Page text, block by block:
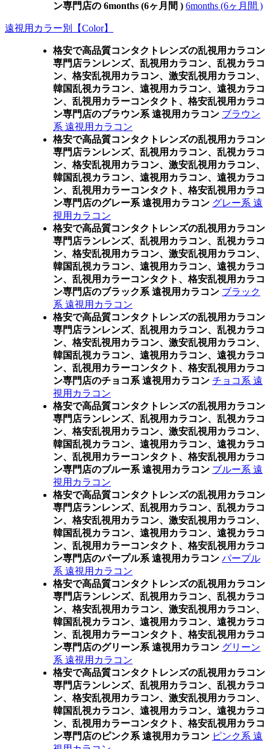
ン専門店の 6months (6ヶ月間 ) 6months (6ヶ月間 )
遠視用カラー別【Color】
格安で高品質コンタクトレンズの乱視用カラコン
専門店ランレンズ、乱視用カラコン、乱視カラコ
ン、格安乱視用カラコン、激安乱視用カラコン、
韓国乱視カラコン、遠視用カラコン、遠視カラコ
ン、乱視用カラーコンタクト、格安乱視用カラコ
ン専門店のブラウン系 遠視用カラコン ブラウン
系 遠視用カラコン
格安で高品質コンタクトレンズの乱視用カラコン
専門店ランレンズ、乱視用カラコン、乱視カラコ
ン、格安乱視用カラコン、激安乱視用カラコン、
韓国乱視カラコン、遠視用カラコン、遠視カラコ
ン、乱視用カラーコンタクト、格安乱視用カラコ
ン専門店のグレー系 遠視用カラコン グレー系 遠
視用カラコン
格安で高品質コンタクトレンズの乱視用カラコン
専門店ランレンズ、乱視用カラコン、乱視カラコ
ン、格安乱視用カラコン、激安乱視用カラコン、
韓国乱視カラコン、遠視用カラコン、遠視カラコ
ン、乱視用カラーコンタクト、格安乱視用カラコ
ン専門店のブラック系 遠視用カラコン ブラック
系 遠視用カラコン
格安で高品質コンタクトレンズの乱視用カラコン
専門店ランレンズ、乱視用カラコン、乱視カラコ
ン、格安乱視用カラコン、激安乱視用カラコン、
韓国乱視カラコン、遠視用カラコン、遠視カラコ
ン、乱視用カラーコンタクト、格安乱視用カラコ
ン専門店のチョコ系 遠視用カラコン チョコ系 遠
視用カラコン
格安で高品質コンタクトレンズの乱視用カラコン
専門店ランレンズ、乱視用カラコン、乱視カラコ
ン、格安乱視用カラコン、激安乱視用カラコン、
韓国乱視カラコン、遠視用カラコン、遠視カラコ
ン、乱視用カラーコンタクト、格安乱視用カラコ
ン専門店のブルー系 遠視用カラコン ブルー系 遠
視用カラコン
格安で高品質コンタクトレンズの乱視用カラコン
専門店ランレンズ、乱視用カラコン、乱視カラコ
ン、格安乱視用カラコン、激安乱視用カラコン、
韓国乱視カラコン、遠視用カラコン、遠視カラコ
ン、乱視用カラーコンタクト、格安乱視用カラコ
ン専門店のパープル系 遠視用カラコン パープル
系 遠視用カラコン
格安で高品質コンタクトレンズの乱視用カラコン
専門店ランレンズ、乱視用カラコン、乱視カラコ
ン、格安乱視用カラコン、激安乱視用カラコン、
韓国乱視カラコン、遠視用カラコン、遠視カラコ
ン、乱視用カラーコンタクト、格安乱視用カラコ
ン専門店のグリーン系 遠視用カラコン グリーン
系 遠視用カラコン
格安で高品質コンタクトレンズの乱視用カラコン
専門店ランレンズ、乱視用カラコン、乱視カラコ
ン、格安乱視用カラコン、激安乱視用カラコン、
韓国乱視カラコン、遠視用カラコン、遠視カラコ
ン、乱視用カラーコンタクト、格安乱視用カラコ
ン専門店のピンク系 遠視用カラコン ピンク系 遠